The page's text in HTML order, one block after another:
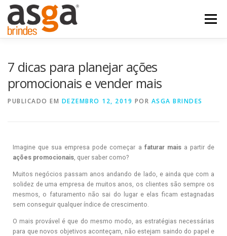
Menu
7 dicas para planejar ações
promocionais e vender mais
PUBLICADO EM DEZEMBRO 12, 2019 POR ASGA BRINDES
Imagine que sua empresa pode começar a faturar maisa partir de
ações promocionais, quer saber como?
Muitos negócios passam anos andando de lado, e ainda que com a
solidez de uma empresa de muitos anos, os clientes são sempre os
mesmos, o faturamento não sai do lugar e elas ficam estagnadas
sem conseguir qualquer índice de crescimento.
O mais provável é que do mesmo modo, as estratégias necessárias
para que novos objetivos aconteçam, não estejam saindo do papel e